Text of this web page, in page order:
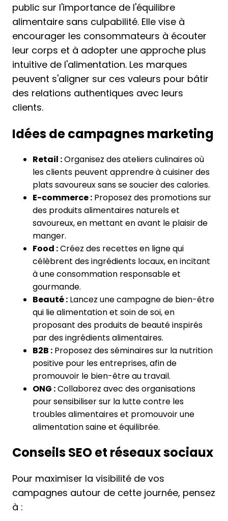
public sur l'importance de l'équilibre
alimentaire sans culpabilité. Elle vise à
encourager les consommateurs à écouter
leur corps et à adopter une approche plus
intuitive de l'alimentation. Les marques
peuvent s'aligner sur ces valeurs pour bâtir
des relations authentiques avec leurs
clients.
Idées de campagnes marketing
Retail :Organisez des ateliers culinaires où
les clients peuvent apprendre à cuisiner des
plats savoureux sans se soucier des calories.
E-commerce : Proposez des promotions sur
des produits alimentaires naturels et
savoureux, en mettant en avant le plaisir de
manger.
Food :Créez des recettes en ligne qui
célèbrent des ingrédients locaux, en incitant
à une consommation responsable et
gourmande.
Beauté : Lancez une campagne de bien-être
qui lie alimentation et soin de soi, en
proposant des produits de beauté inspirés
par des ingrédients alimentaires.
B2B : Proposez des séminaires sur la nutrition
positive pour les entreprises, afin de
promouvoir le bien-être au travail.
ONG :Collaborez avec des organisations
pour sensibiliser sur la lutte contre les
troubles alimentaires et promouvoir une
alimentation saine et équilibrée.
Conseils SEO et réseaux sociaux
Pour maximiser la visibilité de vos
campagnes autour de cette journée, pensez
à :